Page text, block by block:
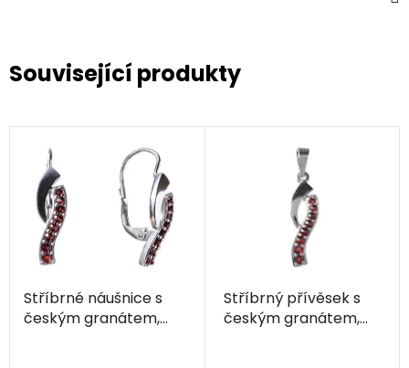
Související produkty
Stříbrné náušnice s
českým granátem,
Stříbrný přívěsek s
českým granátem,